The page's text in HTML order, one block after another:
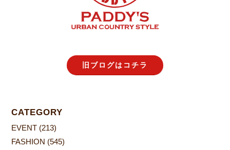
旧ブログはコチラ
CATEGORY
EVENT (213)
FASHION (545)